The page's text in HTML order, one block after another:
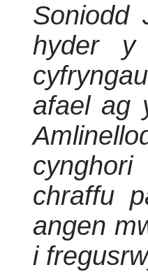
Soniodd
hyder
afael ag
chraffu
angen
i